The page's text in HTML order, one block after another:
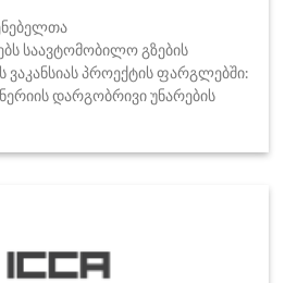
საავტომობილო გზების
ვაკანსიას პროექტის ფარგლებში:
დარგობრივი უნარების